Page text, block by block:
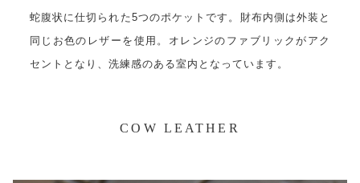
蛇腹状に仕切られた5つのポケットです。財布内側は外装と
同じお色のレザーを使用。オレンジのファブリックがアク
セントとなり、洗練感のある室内となっています。
COW LEATHER